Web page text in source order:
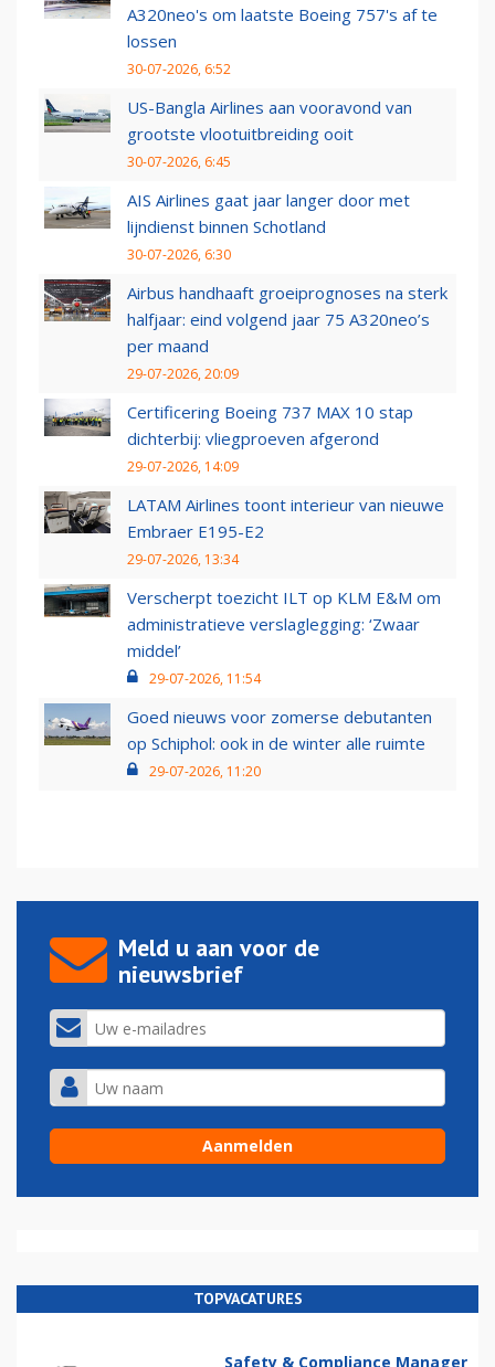
A320neo's om laatste Boeing 757's af te
lossen
30-07-2026, 6:52
US-Bangla Airlines aan vooravond van
grootste vlootuitbreiding ooit
30-07-2026, 6:45
AIS Airlines gaat jaar langer door met
lijndienst binnen Schotland
30-07-2026, 6:30
Airbus handhaaft groeiprognoses na sterk
halfjaar: eind volgend jaar 75 A320neo’s
per maand
29-07-2026, 20:09
Certificering Boeing 737 MAX 10 stap
dichterbij: vliegproeven afgerond
29-07-2026, 14:09
LATAM Airlines toont interieur van nieuwe
Embraer E195-E2
29-07-2026, 13:34
Verscherpt toezicht ILT op KLM E&M om
administratieve verslaglegging: ‘Zwaar
middel’
29-07-2026, 11:54
Goed nieuws voor zomerse debutanten
op Schiphol: ook in de winter alle ruimte
29-07-2026, 11:20
Meld u aan voor de
nieuwsbrief
TOPVACATURES
Safety & Compliance Manager